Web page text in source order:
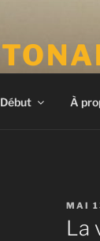
Début À
LE
MAI
La